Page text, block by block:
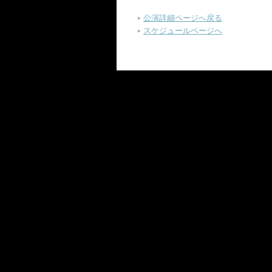
公演詳細ページへ戻る
スケジュールページへ